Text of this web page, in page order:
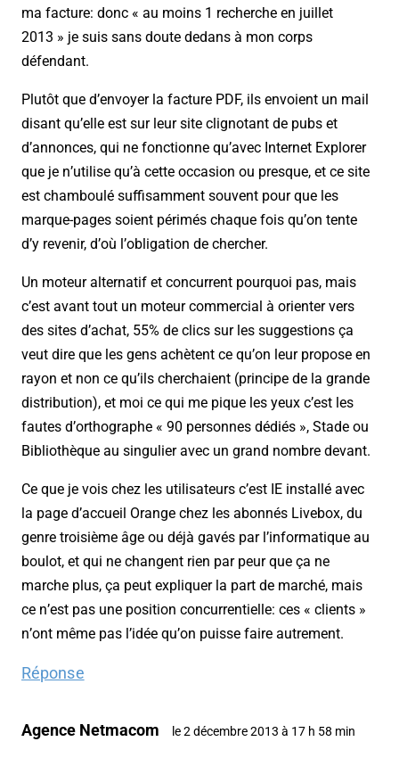
ma facture: donc « au moins 1 recherche en juillet
2013 » je suis sans doute dedans à mon corps
défendant.
Plutôt que d’envoyer la facture PDF, ils envoient un mail
disant qu’elle est sur leur site clignotant de pubs et
d’annonces, qui ne fonctionne qu’avec Internet Explorer
que je n’utilise qu’à cette occasion ou presque, et ce site
est chamboulé suffisamment souvent pour que les
marque-pages soient périmés chaque fois qu’on tente
d’y revenir, d’où l’obligation de chercher.
Un moteur alternatif et concurrent pourquoi pas, mais
c’est avant tout un moteur commercial à orienter vers
des sites d’achat, 55% de clics sur les suggestions ça
veut dire que les gens achètent ce qu’on leur propose en
rayon et non ce qu’ils cherchaient (principe de la grande
distribution), et moi ce qui me pique les yeux c’est les
fautes d’orthographe « 90 personnes dédiés », Stade ou
Bibliothèque au singulier avec un grand nombre devant.
Ce que je vois chez les utilisateurs c’est IE installé avec
la page d’accueil Orange chez les abonnés Livebox, du
genre troisième âge ou déjà gavés par l’informatique au
boulot, et qui ne changent rien par peur que ça ne
marche plus, ça peut expliquer la part de marché, mais
ce n’est pas une position concurrentielle: ces « clients »
n’ont même pas l’idée qu’on puisse faire autrement.
Réponse
Agence Netmacom le 2 décembre 2013 à 17 h 58 min